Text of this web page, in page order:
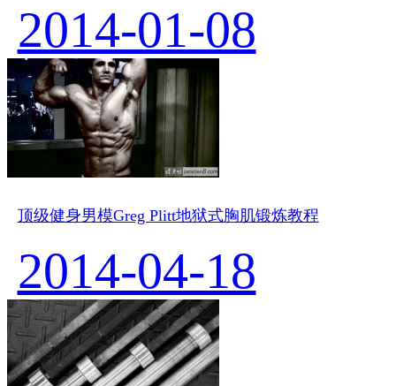
2014-01-08
顶级健身男模Greg Plitt地狱式胸肌锻炼教程
2014-04-18